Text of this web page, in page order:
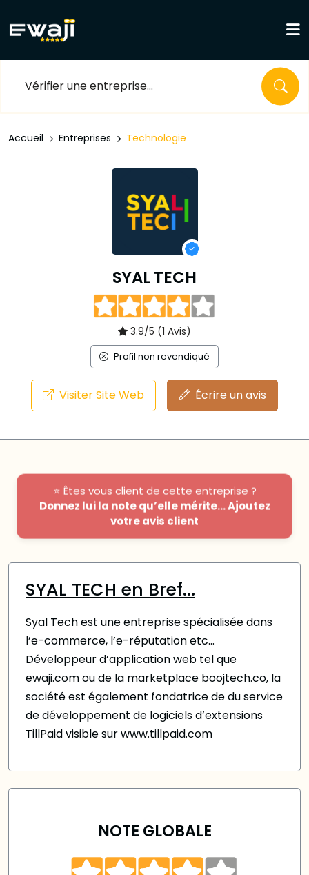
Accueil Entreprises Technologie
SYAL TECH
3.9/5 (1 Avis)
Profil non revendiqué
Visiter Site Web Écrire un avis
⭐ Êtes vous client de cette entreprise ?
Donnez lui la note qu’elle mérite... Ajoutez
votre avis client
SYAL TECH en Bref...
Syal Tech est une entreprise spécialisée dans
l’e-commerce, l’e-réputation etc...
Développeur d’application web tel que
ewaji.com ou de la marketplace boojtech.co, la
société est également fondatrice de du service
de développement de logiciels d’extensions
TillPaid visible sur www.tillpaid.com
NOTE GLOBALE